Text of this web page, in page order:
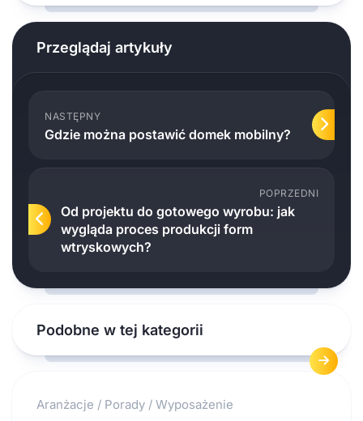
Przeglądaj artykuły
NASTĘPNY
Gdzie można postawić domek mobilny?
POPRZEDNI
Od projektu do gotowego wyrobu: jak
wygląda proces produkcji form
wtryskowych?
Podobne w tej kategorii
Aranżacje / Porady / Wyposażenie